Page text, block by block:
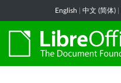
English 中文 (简体)